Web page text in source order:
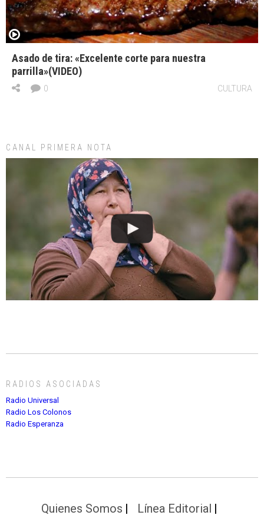
Asado de tira: «Excelente corte para nuestra
parrilla»(VIDEO)
CULTURA
0
CANAL PRIMERA NOTA
RADIOS ASOCIADAS
Radio Universal
Radio Los Colonos
Radio Esperanza
Quienes Somos Línea Editorial